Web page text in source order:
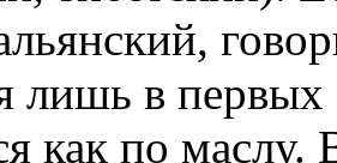
лишь в первых
как по